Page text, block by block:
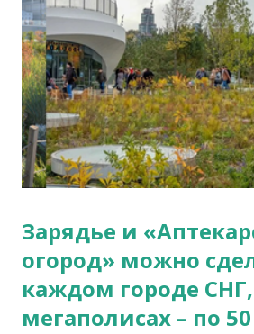
резюме, в своей рекламе или
на стенку для красоты) Два
сначала. Курс первый -
саморегуляция температуры тела
нужно сказать, что курс наш
будет дополняться по
всех его читающим. В нём сейчас
от той информации, что я должен
Зарядье и
огород» можно
каждом городе
мегаполисах – по